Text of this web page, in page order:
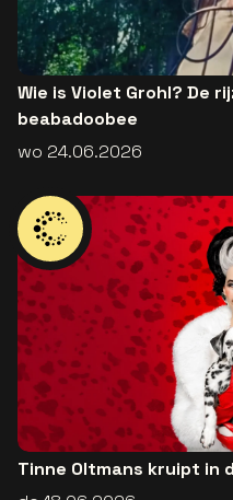
Wie is Violet Grohl? De
beabadoobee
wo 24.06.2026
Tinne Oltmans kruipt in